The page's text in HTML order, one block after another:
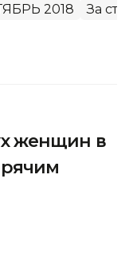
2018 За
женщин в